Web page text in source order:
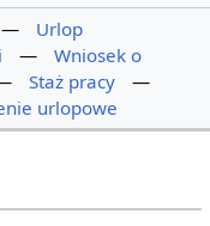
—
Urlop
—
Wniosek o
Staż pracy
—
urlopowe